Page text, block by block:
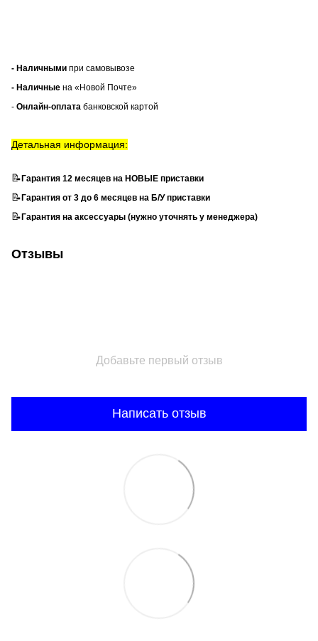
- Наличными при самовывозе
- Наличные на «Новой Почте»
- Онлайн-оплата банковской картой
Детальная информация:
📝Гарантия 12 месяцев на НОВЫЕ приставки
📝Гарантия от 3 до 6 месяцев на Б/У приставки
📝Гарантия на аксессуары (нужно уточнять у менеджера)
Отзывы
Добавьте первый отзыв
Написать отзыв